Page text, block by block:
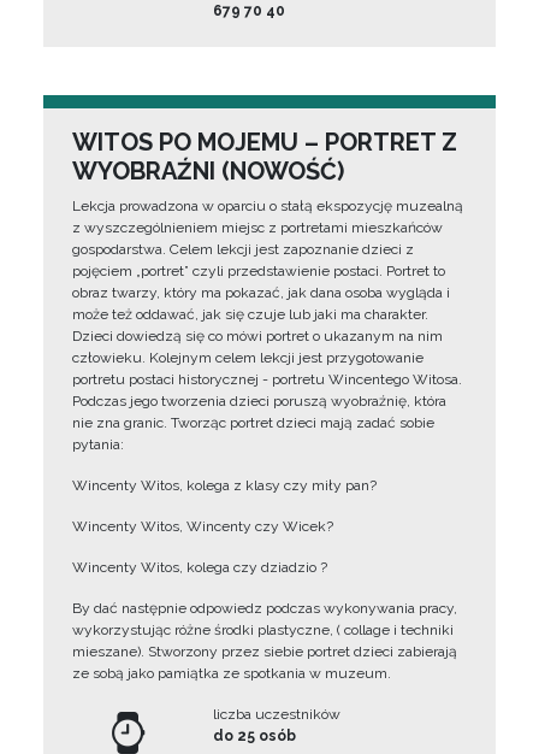
679 70 40
WITOS PO MOJEMU – PORTRET Z
WYOBRAŹNI (NOWOŚĆ)
Lekcja prowadzona w oparciu o stałą ekspozycję muzealną
z wyszczególnieniem miejsc z portretami mieszkańców
gospodarstwa. Celem lekcji jest zapoznanie dzieci z
pojęciem „portret” czyli przedstawienie postaci. Portret to
obraz twarzy, który ma pokazać, jak dana osoba wygląda i
może też oddawać, jak się czuje lub jaki ma charakter.
Dzieci dowiedzą się co mówi portret o ukazanym na nim
człowieku. Kolejnym celem lekcji jest przygotowanie
portretu postaci historycznej - portretu Wincentego Witosa.
Podczas jego tworzenia dzieci poruszą wyobraźnię, która
nie zna granic. Tworząc portret dzieci mają zadać sobie
pytania:
Wincenty Witos, kolega z klasy czy miły pan?
Wincenty Witos, Wincenty czy Wicek?
Wincenty Witos, kolega czy dziadzio ?
By dać następnie odpowiedz podczas wykonywania pracy,
wykorzystując różne środki plastyczne, ( collage i techniki
mieszane). Stworzony przez siebie portret dzieci zabierają
ze sobą jako pamiątka ze spotkania w muzeum.
liczba uczestników
do 25 osób